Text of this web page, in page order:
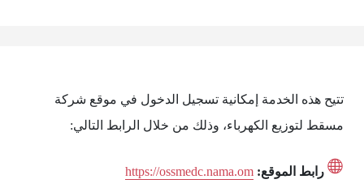
تتيح هذه الخدمة إمكانية تسجيل الدخول في موقع شركة
مسقط لتوزيع الكهرباء، وذلك من خلال الرابط التالي:
رابط الموقع: https://ossmedc.nama.om